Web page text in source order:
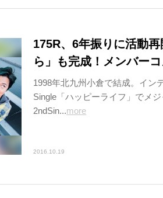
175R、6年振りに活動
ら」も完成！メンバー
1998年北九州小倉で結成。イン
Single「ハッピーライフ」でメ
2ndSin...more
2016.10.19